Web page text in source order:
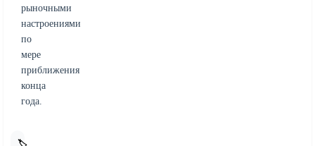
рыночными
настроениями
по
мере
приближения
конца
года.
🏷️